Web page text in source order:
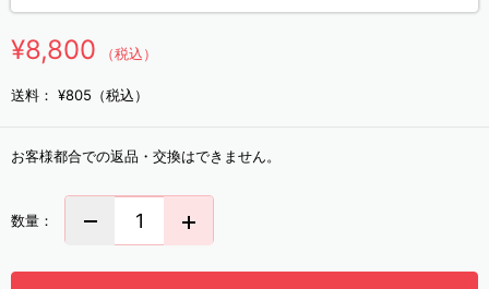
¥8,800 （税込）
送料： ¥805（税込）
お客様都合での返品・交換はできません。
数量：